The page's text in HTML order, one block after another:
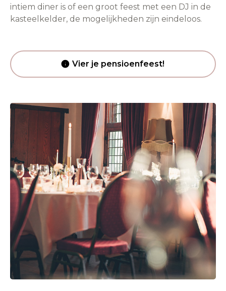
intiem diner is of een groot feest met een DJ in de
kasteelkelder, de mogelijkheden zijn eindeloos.
Vier je pensioenfeest!